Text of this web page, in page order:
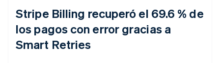
Stripe Billing recuperó el 69.6 % de
los pagos con error gracias a
Smart Retries